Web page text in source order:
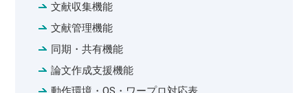
文献収集機能
文献管理機能
同期・共有機能
論文作成支援機能